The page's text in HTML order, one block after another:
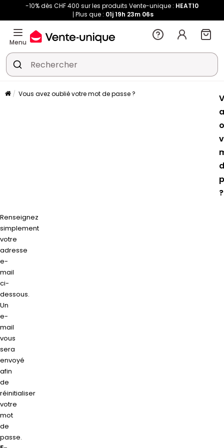
-10% dès CHF 400 sur les produits Vente-unique : HEAT10
Plus que : 01j 19h 23m 06s
Menu
Vous avez oublié votre mot de passe ?
?
Renseignez
simplement
votre
adresse
e-
mail
ci-
dessous.
Un
e-
mail
vous
sera
envoyé
afin
de
réinitialiser
votre
mot
de
passe.